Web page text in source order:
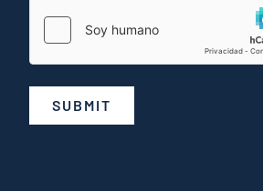
SUBMIT